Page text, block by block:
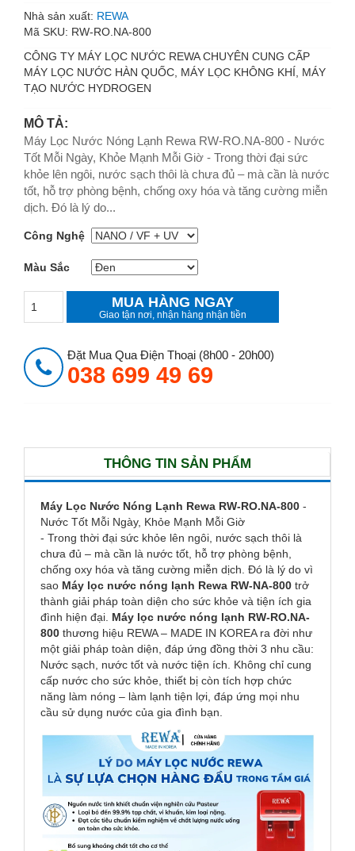
Nhà sản xuất: REWA
Mã SKU: RW-RO.NA-800
CÔNG TY MÁY LỌC NƯỚC REWA CHUYÊN CUNG CẤP
MÁY LỌC NƯỚC HÀN QUỐC, MÁY LỌC KHÔNG KHÍ, MÁY
TẠO NƯỚC HYDROGEN
MÔ TẢ:
Máy Lọc Nước Nóng Lạnh Rewa RW-RO.NA-800 - Nước
Tốt Mỗi Ngày, Khỏe Mạnh Mỗi Giờ - Trong thời đại sức
khỏe lên ngôi, nước sạch thôi là chưa đủ – mà cần là nước
tốt, hỗ trợ phòng bệnh, chống oxy hóa và tăng cường miễn
dịch. Đó là lý do...
Công Nghệ
Màu Sắc
MUA HÀNG NGAY
Giao tận nơi, nhận hàng nhận tiền
Đặt Mua Qua Điện Thoại (8h00 - 20h00)
038 699 49 69
THÔNG TIN SẢN PHẨM
Máy Lọc Nước Nóng Lạnh Rewa RW-RO.NA-800 -
Nước Tốt Mỗi Ngày, Khỏe Mạnh Mỗi Giờ
- Trong thời đại sức khỏe lên ngôi, nước sạch thôi là
chưa đủ – mà cần là nước tốt, hỗ trợ phòng bệnh,
chống oxy hóa và tăng cường miễn dịch. Đó là lý do vì
sao Máy lọc nước nóng lạnh Rewa RW-NA-800 trở
thành giải pháp toàn diện cho sức khỏe và tiện ích gia
đình hiện đại. Máy lọc nước nóng lạnh RW-RO.NA-
800 thương hiệu REWA – MADE IN KOREA ra đời như
một giải pháp toàn diện, đáp ứng đồng thời 3 nhu cầu:
Nước sạch, nước tốt và nước tiện ích. Không chỉ cung
cấp nước cho sức khỏe, thiết bị còn tích hợp chức
năng làm nóng – làm lạnh tiện lợi, đáp ứng mọi nhu
cầu sử dụng nước của gia đình bạn.